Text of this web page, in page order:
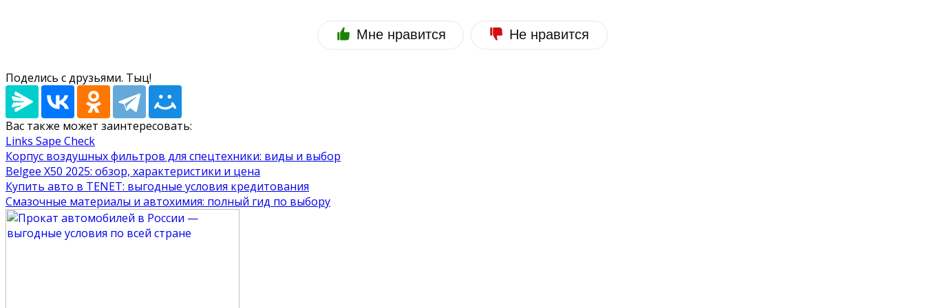
Мне нравится Не нравится
Поделись с друзьями. Тыц!
Вас также может заинтересовать:
Links Sape Check
Корпус воздушных фильтров для спецтехники: виды и выбор
Belgee X50 2025: обзор, характеристики и цена
Купить авто в TENET: выгодные условия кредитования
Смазочные материалы и автохимия: полный гид по выбору